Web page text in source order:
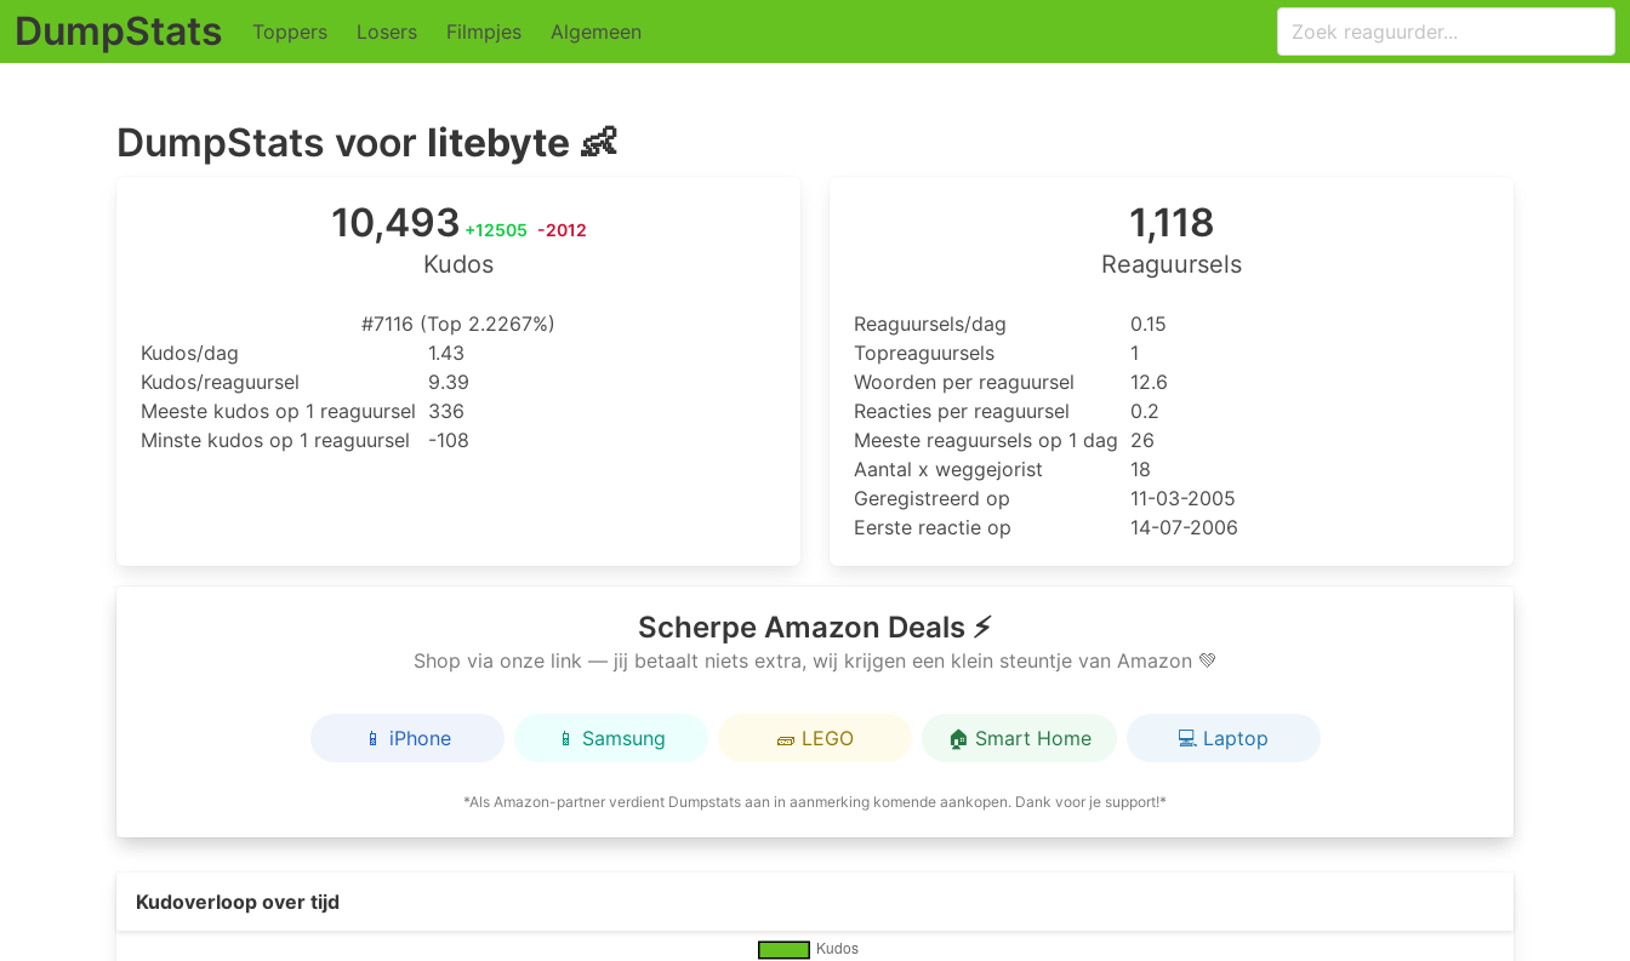
DumpStats Toppers Losers Filmpjes Algemeen
DumpStats voor litebyte 👶
10,493 +12505 -2012
Kudos
#7116 (Top 2.2267%)
Kudos/dag
1.43
Kudos/reaguursel
9.39
Meeste kudos op 1 reaguursel 336
Minste kudos op 1 reaguursel
-108
1,118
Reaguursels
Reaguursels/dag
0.15
Topreaguursels
1
Woorden per reaguursel
12.6
Reacties per reaguursel
0.2
Meeste reaguursels op 1 dag 26
Aantal x weggejorist
18
Geregistreerd op
11-03-2005
Eerste reactie op
14-07-2006
Scherpe Amazon Deals ⚡
Shop via onze link — jij betaalt niets extra, wij krijgen een klein steuntje van Amazon 💚
📱 iPhone 📱 Samsung 🧱 LEGO 🏠 Smart Home 💻 Laptop
*Als Amazon-partner verdient Dumpstats aan in aanmerking komende aankopen. Dank voor je support!*
Kudoverloop over tijd